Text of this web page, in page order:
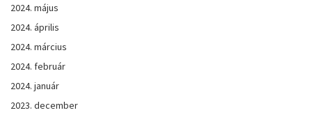
2024. május
2024. április
2024. március
2024. február
2024. január
2023. december